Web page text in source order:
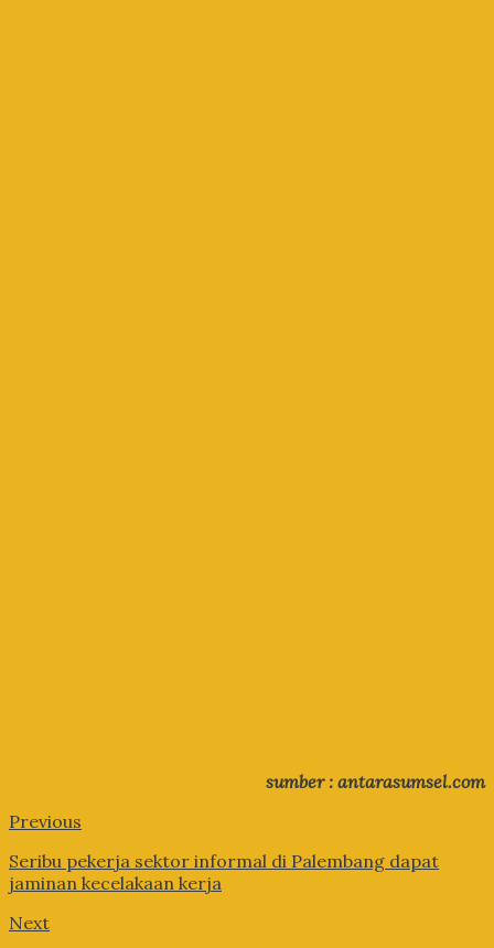
sumber : antarasumsel.com
Previous
Seribu pekerja sektor informal di Palembang dapat
jaminan kecelakaan kerja
Next